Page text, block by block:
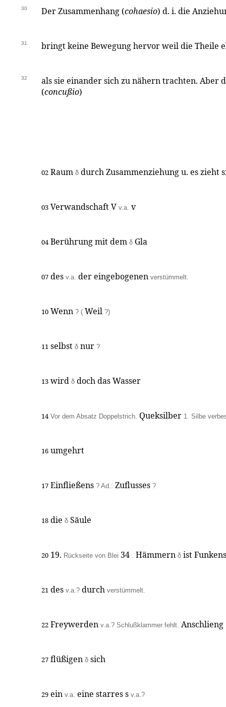
30 Der Zusammenhang (cohaesio) d. i. die
31 bringt keine Bewegung hervor weil die Theile
32
als sie einander sich zu nähern trachten. Aber
(concußio)
02 Raum δ durch Zusammenziehung u. es zieht
03 Verwandschaft V v.a. v
04 Berührung mit dem δ Gla
07 des v.a. der eingebogenen verstümmelt.
10 Wenn ? ( Weil ?)
11 selbst δ nur ?
13 wird δ doch das Wasser
14 Vor dem Absatz Doppelstrich. Queksilber 1. Silbe
16 umgehrt
17 Einfließens ? Ad.: Zuflusses ?
18 die δ Säule
20 19. Rückseite von Blei 34 . Hämmern δ ist
21 des v.a.? durch verstümmelt.
22 Freywerden v.a.? Schlußklammer fehlt. Anschlieng
27 flüßigen δ sich
29 ein v.a. eine starres s v.a.?